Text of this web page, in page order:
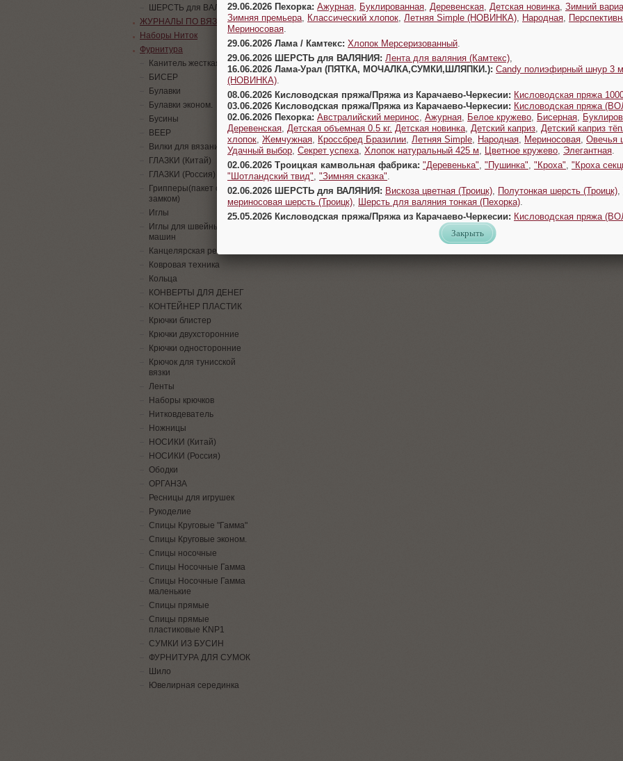
ШЕРСТЬ для ВАЛЯНИЯ
ЖУРНАЛЫ ПО ВЯЗАНИЮ
Наборы Ниток
Фурнитура
Канитель жесткая
БИСЕР
Булавки
Булавки эконом.
Бусины
ВЕЕР
Вилки для вязания
ГЛАЗКИ (Китай)
ГЛАЗКИ (Россия)
Грипперы(пакет с
замком)
Иглы
Иглы для швейных
машин
Канцелярская резинка
Ковровая техника
Кольца
КОНВЕРТЫ ДЛЯ ДЕНЕГ
КОНТЕЙНЕР ПЛАСТИК
Крючки блистер
Крючки двухсторонние
Крючки односторонние
Крючок для тунисской
вязки
Ленты
Наборы крючков
Нитковдеватель
Ножницы
НОСИКИ (Китай)
НОСИКИ (Россия)
Ободки
ОРГАНЗА
Ресницы для игрушек
Рукоделие
Спицы Круговые "Гамма"
Спицы Круговые эконом.
Спицы носочные
Спицы Носочные Гамма
Спицы Носочные Гамма
маленькие
Спицы прямые
Спицы прямые
пластиковые KNP1
СУМКИ ИЗ БУСИН
ФУРНИТУРА ДЛЯ СУМОК
Шило
Ювелирная серединка
29.06.2026 Пехорка: Ажурная Буклированная Деревенская Детская новинка Зимний
Зимняя премьера
Классический хлопок Летняя Simple (НОВИНКА) Народная
Мериносовая
29.06.2026 Лама / Камтекс: Хлопок Мерсеризованный
29.06.2026 ШЕРСТЬ для ВАЛЯНИЯ: Лента для валяния (Камтекс)
16.06.2026 Лама-Урал (ПЯТКА, МОЧАЛКА,СУМКИ,ШЛЯПКИ.): Candy полиэфирный шнур 3
(НОВИНКА)
08.06.2026 Кисловодская пряжа/Пряжа из Карачаево-Черкесии: Кисловодская пряжа
03.06.2026 Кисловодская пряжа/Пряжа из Карачаево-Черкесии: Кисловодская пряжа
02.06.2026 Пехорка: Австралийский меринос Ажурная Белое кружево Бисерная
Деревенская Детская объемная 0.5 кг. Детская новинка Детский каприз Детский каприз
хлопок Жемчужная Кроссбред Бразилии Летняя Simple Народная Мериносовая Овечья
Удачный выбор Секрет успеха Хлопок натуральный 425 м Цветное кружево Элегантная
02.06.2026 Троицкая камвольная фабрика: "Деревенька" "Пушинка" "Кроха" "Кроха
"Шотландский твид" "Зимняя сказка"
02.06.2026 ШЕРСТЬ для ВАЛЯНИЯ: Вискоза цветная (Троицк) Полутонкая шерсть (Троицк)
мериносовая шерсть (Троицк)
Шерсть для валяния тонкая (Пехорка)
25.05.2026 Кисловодская пряжа/Пряжа из Карачаево-Черкесии: Кисловодская пряжа
Закрыть